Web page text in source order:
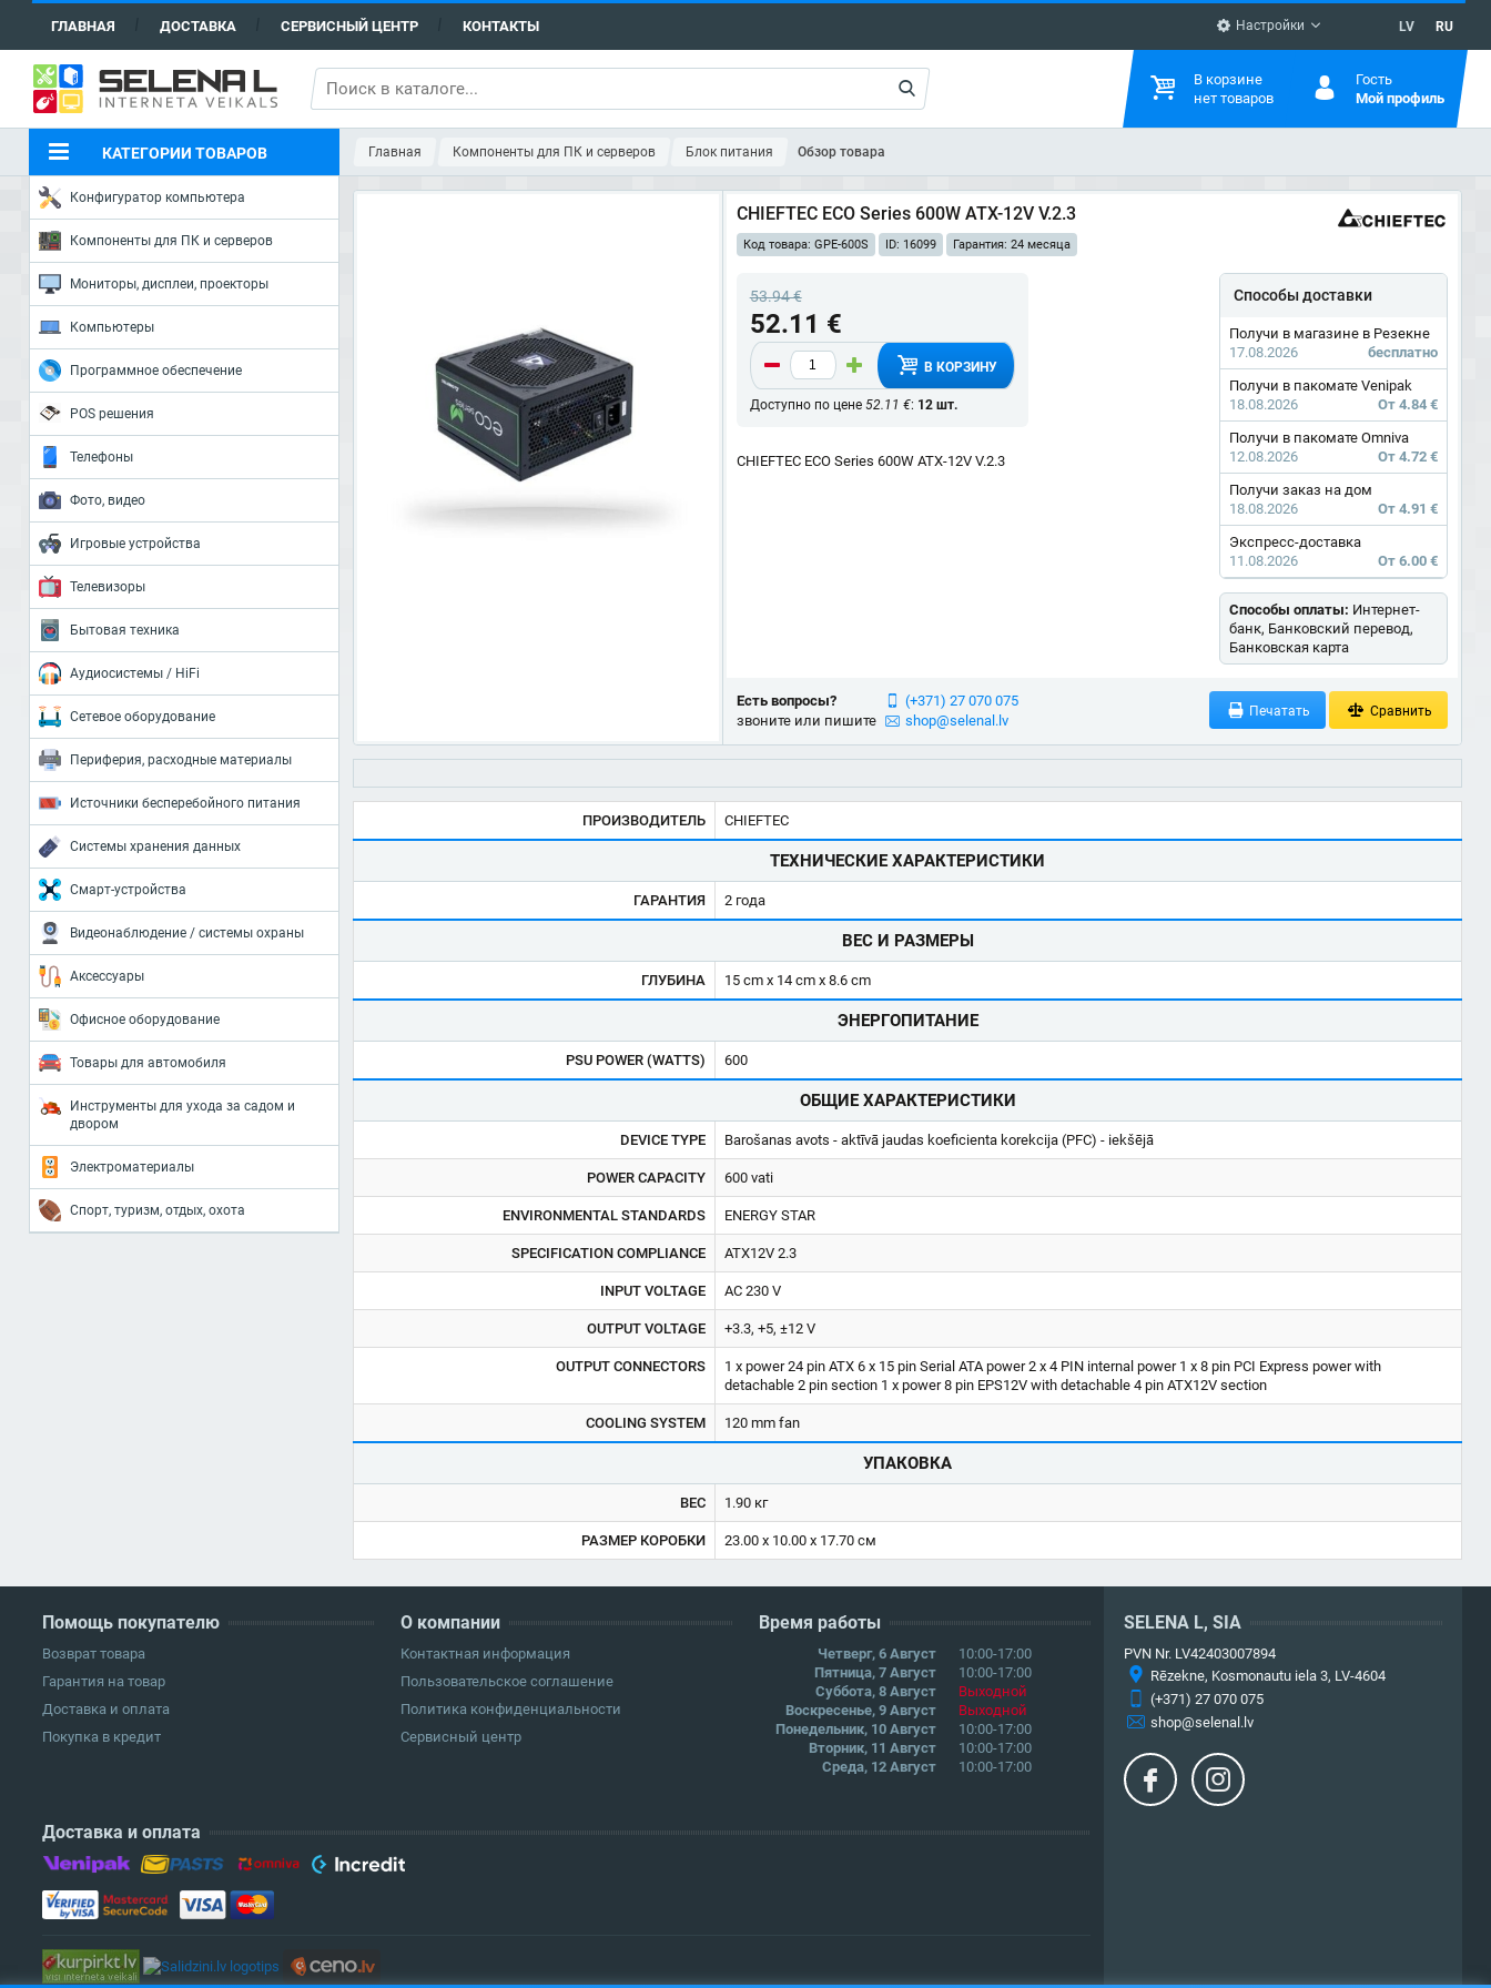
ГЛАВНАЯ ДОСТАВКА СЕРВИСНЫЙ ЦЕНТР КОНТАКТЫ Настройки LV RU
В корзине
нет товаров
Гость
Мой профиль
КАТЕГОРИИ ТОВАРОВ Главная Компоненты для ПК и серверов Блок питания Обзор товара
Конфигуратор компьютера
Компоненты для ПК и серверов
Мониторы, дисплеи, проекторы
Компьютеры
Программное обеспечение
POS решения
Телефоны
Фото, видео
Игровые устройства
Телевизоры
Бытовая техника
Аудиосистемы / HiFi
Сетевое оборудование
Периферия, расходные материалы
Источники бесперебойного питания
Системы хранения данных
Смарт-устройства
Видеонаблюдение / системы охраны
Аксессуары
Офисное оборудование
Товары для автомобиля
Инструменты для ухода за садом и
двором
Электроматериалы
Спорт, туризм, отдых, охота
CHIEFTEC ECO Series 600W ATX-12V V.2.3
Код товара: GPE-600S ID: 16099 Гарантия: 24 месяца
53.94 €
52.11 €
В КОРЗИНУ
Доступно по цене 52.11 €: 12 шт.
CHIEFTEC ECO Series 600W ATX-12V V.2.3
Способы доставки
Получи в магазине в Резекне
17.08.2026
бесплатно
Получи в пакомате Venipak
18.08.2026
От 4.84 €
Получи в пакомате Omniva
12.08.2026
От 4.72 €
Получи заказ на дом
18.08.2026
От 4.91 €
Экспресс-доставка
11.08.2026
От 6.00 €
Способы оплаты: Интернет-
банк, Банковский перевод,
Банковская карта
Есть вопросы?
звоните или пишите
(+371) 27 070 075
shop@selenal.lv
Печатать Сравнить
ПРОИЗВОДИТЕЛЬ CHIEFTEC
ТЕХНИЧЕСКИЕ ХАРАКТЕРИСТИКИ
ГАРАНТИЯ 2 года
ВЕС И РАЗМЕРЫ
ГЛУБИНА 15 cm x 14 cm x 8.6 cm
ЭНЕРГОПИТАНИЕ
PSU POWER (WATTS) 600
ОБЩИЕ ХАРАКТЕРИСТИКИ
DEVICE TYPE Barošanas avots - aktīvā jaudas koeficienta korekcija (PFC) - iekšējā
POWER CAPACITY 600 vati
ENVIRONMENTAL STANDARDS ENERGY STAR
SPECIFICATION COMPLIANCE ATX12V 2.3
INPUT VOLTAGE AC 230 V
OUTPUT VOLTAGE +3.3, +5, ±12 V
OUTPUT CONNECTORS
1 x power 24 pin ATX 6 x 15 pin Serial ATA power 2 x 4 PIN internal power 1 x 8 pin PCI Express power with
detachable 2 pin section 1 x power 8 pin EPS12V with detachable 4 pin ATX12V section
COOLING SYSTEM 120 mm fan
УПАКОВКА
ВЕС 1.90 кг
РАЗМЕР КОРОБКИ 23.00 x 10.00 x 17.70 см
Помощь покупателю
Возврат товара
Гарантия на товар
Доставка и оплата
Покупка в кредит
О компании
Контактная информация
Пользовательское соглашение
Политика конфиденциальности
Сервисный центр
Время работы
Четверг, 6 Август
10:00-17:00
Пятница, 7 Август
10:00-17:00
Суббота, 8 Август
Выходной
Воскресенье, 9 Август
Выходной
Понедельник, 10 Август
10:00-17:00
Вторник, 11 Август
10:00-17:00
Среда, 12 Август
10:00-17:00
Доставка и оплата
SELENA L, SIA
PVN Nr. LV42403007894
Rēzekne, Kosmonautu iela 3, LV-4604
(+371) 27 070 075
shop@selenal.lv